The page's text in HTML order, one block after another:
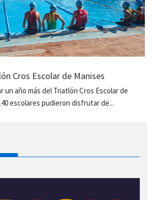
Cros Escolar de Manises
un año más del Triatlón Cros Escolar de
escolares pudieron disfrutar de...